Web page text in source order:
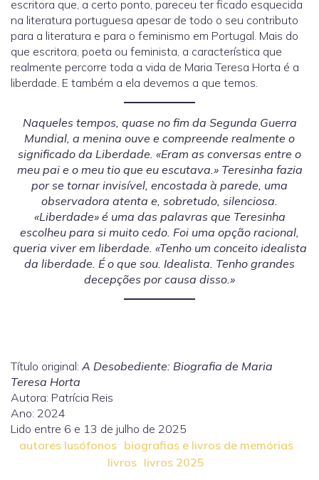
escritora que, a certo ponto, pareceu ter ficado esquecida
na literatura portuguesa apesar de todo o seu contributo
para a literatura e para o feminismo em Portugal. Mais do
que escritora, poeta ou feminista, a característica que
realmente percorre toda a vida de Maria Teresa Horta é a
liberdade. E também a ela devemos a que temos.
Naqueles tempos, quase no fim da Segunda Guerra
Mundial, a menina ouve e compreende realmente o
significado da Liberdade. «Eram as conversas entre o
meu pai e o meu tio que eu escutava.» Teresinha fazia
por se tornar invisível, encostada à parede, uma
observadora atenta e, sobretudo, silenciosa.
«Liberdade» é uma das palavras que Teresinha
escolheu para si muito cedo. Foi uma opção racional,
queria viver em liberdade. «Tenho um conceito idealista
da liberdade. É o que sou. Idealista. Tenho grandes
decepções por causa disso.»
Título original: A Desobediente: Biografia de Maria
Teresa Horta
Autora: Patrícia Reis
Ano: 2024
Lido entre 6 e 13 de julho de 2025
autores lusófonos biografias e livros de memórias
livros livros 2025